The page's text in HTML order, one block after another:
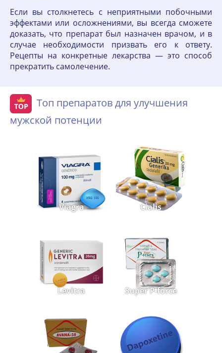
Если вы столкнетесь с неприятными побочными
эффектами или осложнениями, вы всегда сможете
доказать, что препарат был назначен врачом, и в
случае необходимости призвать его к ответу.
Рецепты на конкретные лекарства — это способ
прекратить самолечение.
Топ препаратов для улучшения
мужской потенции
Viagra Cialis
Levitra Super P-force